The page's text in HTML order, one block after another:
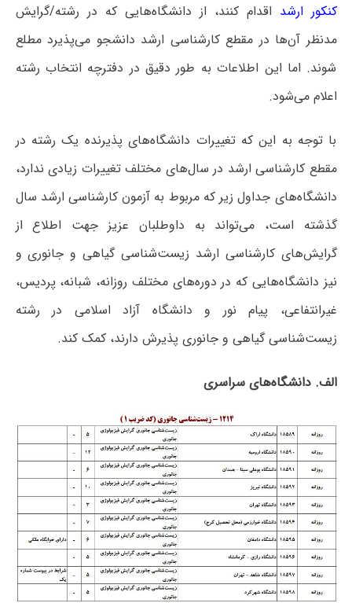
کنکور ارشد اقدام کنند، از دانشگاه‌هایی که در رشته/گرایش
مدنظر آن‌ها در مقطع کارشناسی ارشد دانشجو می‌پذیرد مطلع
شوند. اما این اطلاعات به طور دقیق در دفترچه انتخاب رشته
اعلام می‌شود.
با توجه به این که تغییرات دانشگاه‌های پذیرنده یک رشته در
مقطع کارشناسی ارشد در سال‌های مختلف تغییرات زیادی ندارد،
دانشگاه‌های جداول زیر که مربوط به آزمون کارشناسی ارشد سال
گذشته است، می‌تواند به داوطلبان عزیز جهت اطلاع از
گرایش‌های کارشناسی ارشد زیست‌شناسی گیاهی و جانوری و
نیز دانشگاه‌هایی که در دوره‌های مختلف روزانه، شبانه، پردیس،
غیرانتفاعی، پیام نور و دانشگاه آزاد اﺳﻼمی در رشته
زیست‌شناسی گیاهی و جانوری پذیرش دارند، کمک کند.
الف. دانشگاه‌های سراسری